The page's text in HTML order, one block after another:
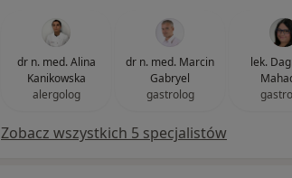
dr n. med. Alina
Kanikowska
alergolog
dr n. med. Marcin
Gabryel
gastrolog
lek.
Zobacz wszystkich 5 specjalistów